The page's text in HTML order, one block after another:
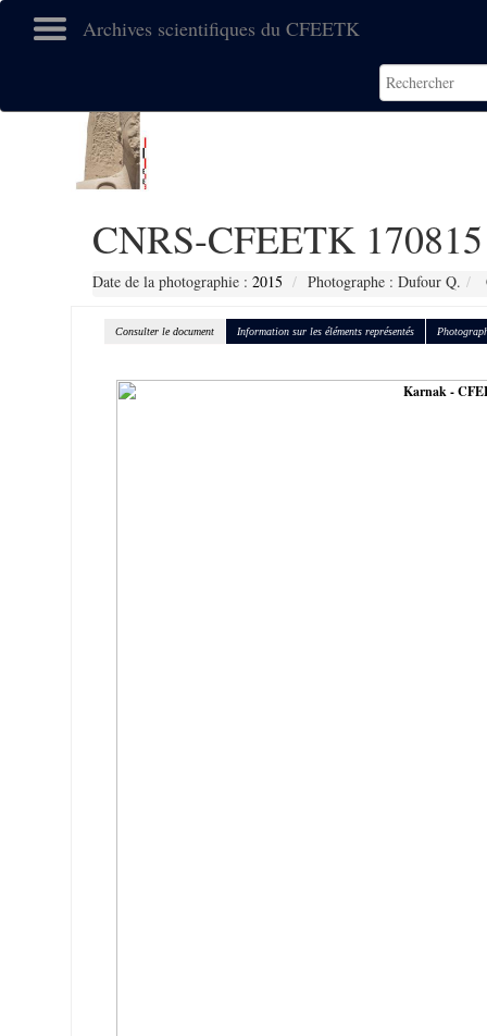
Archives scientifiques du CFEETK
CNRS-CFEETK 170815
Date de la photographie : 2015 Photographe : Dufour Q.
Consulter le document Information sur les éléments représentés